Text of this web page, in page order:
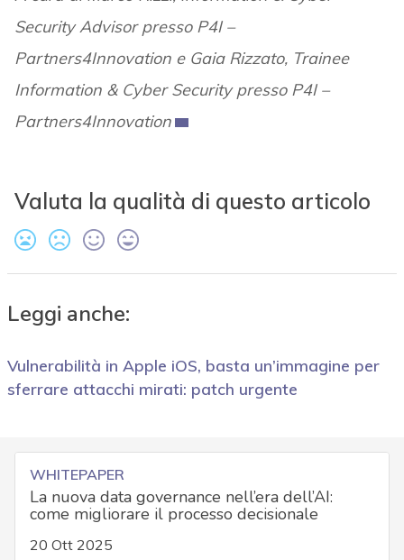
Security Advisor presso P4I –
Partners4Innovation e Gaia Rizzato, Trainee
Information & Cyber Security presso P4I –
Partners4Innovation
Valuta la qualità di questo articolo
Leggi anche:
Vulnerabilità in Apple iOS, basta un’immagine per
sferrare attacchi mirati: patch urgente
WHITEPAPER
La nuova data governance nell’era dell’AI:
come migliorare il processo decisionale
20 Ott 2025